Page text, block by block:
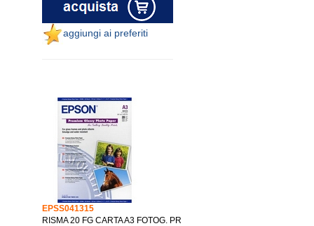
aggiungi ai preferiti
EPSS041315
RISMA 20 FG CARTA A3 FOTOG. PR